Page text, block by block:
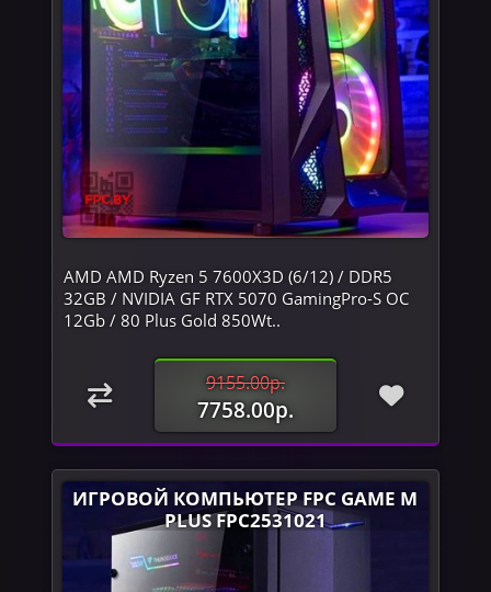
AMD AMD Ryzen 5 7600X3D (6/12) / DDR5
32GB / NVIDIA GF RTX 5070 GamingPro-S OC
12Gb / 80 Plus Gold 850Wt..
9155.00р.
7758.00р.
ИГРОВОЙ КОМПЬЮТЕР FPC GAME M
PLUS FPC2531021